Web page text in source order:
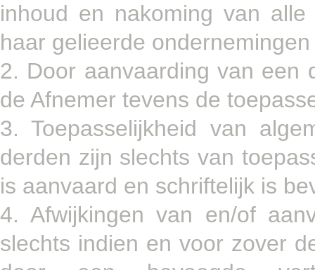
inhoud en nakoming van
haar gelieerde
2. Door aanvaarding van een
de Afnemer tevens de
3. Toepasselijkheid van
derden zijn slechts van
is aanvaard en schriftelijk is
4. Afwijkingen van en/of
slechts indien en voor zover